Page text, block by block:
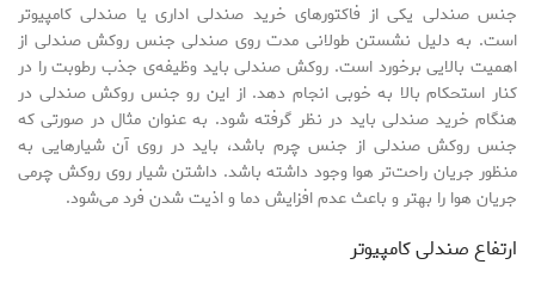
جنس صندلی یکی از فاکتورهای خرید صندلی اداری یا صندلی کامپیوتر
است. به دلیل نشستن طولانی مدت روی صندلی جنس روکش صندلی از
اهمیت بالایی برخورد است. روکش صندلی باید وظیفه‌ی جذب رطوبت را در
کنار استحکام بالا به خوبی انجام دهد. از این رو جنس روکش صندلی در
هنگام خرید صندلی باید در نظر گرفته شود. به عنوان مثال در صورتی که
جنس روکش صندلی از جنس چرم باشد، باید در روی آن شیارهایی به
منظور جریان راحت‌تر هوا وجود داشته باشد. داشتن شیار روی روکش چرمی
جریان هوا را بهتر و باعث عدم افزایش دما و اذیت شدن فرد می‌شود.
ارتفاع صندلی کامپیوتر